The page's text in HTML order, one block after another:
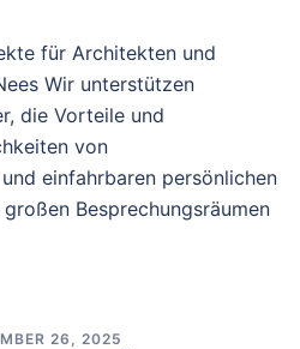
für Architekten und
Wir unterstützen
die Vorteile und
von
einfahrbaren persönlichen
Besprechungsräumen
26, 2025